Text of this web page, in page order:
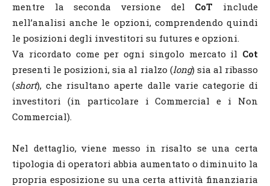
mentre la seconda versione del CoT include
nell’analisi anche le opzioni, comprendendo quindi
le posizioni degli investitori su futures e opzioni.
Va ricordato come per ogni singolo mercato il Cot
presenti le posizioni, sia al rialzo (long) sia al ribasso
(short), che risultano aperte dalle varie categorie di
investitori (in particolare i Commercial e i Non
Commercial).
Nel dettaglio, viene messo in risalto se una certa
tipologia di operatori abbia aumentato o diminuito la
propria esposizione su una certa attività finanziaria